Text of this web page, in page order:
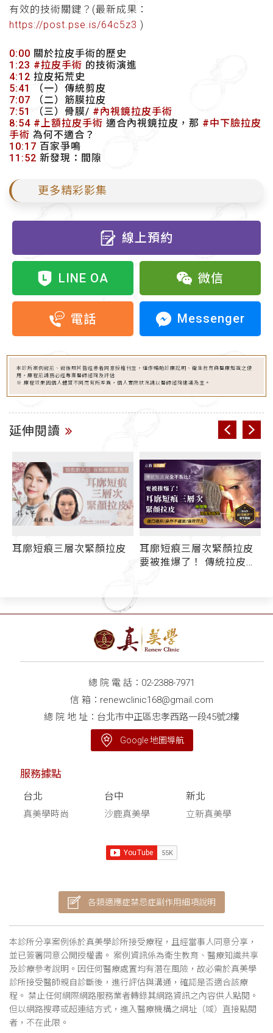
有效的技術關鍵？(最新成果：
https://post.pse.is/64c5z3 )
0:00 關於拉皮手術的歷史
1:23 #拉皮手術 的技術演進
4:12 拉皮拓荒史
5:41
（一）傳統剪皮
7:07 （二）筋膜拉皮
7:51
（三）骨膜/ #內視鏡拉皮手術
8:54 #上額拉皮手術 適合內視鏡拉皮，那 #中下臉拉皮
手術 為何不適合？
10:17 百家爭鳴
11:52 新發現：間隙
更多精彩影集
線上預約
LINE OA 微信
電話 Messenger
本診所案例術前、術後照片皆經患者同意授權刊登，僅作輔助診療說明、衛生教育與醫療知識之使
用，療程前請務必經專業醫師諮詢及評估
※ 療程效果因個人體質不同而有所差異，個人實際狀況請以醫師諮詢建議為主。
延伸閱讀
耳廓短痕三層次緊顏拉皮
耳廓短痕三層次緊顏拉皮
要被推爆了！ 傳統拉皮術
總 院 電 話： 02-2388-7971
信 箱： renewclinic168@gmail.com
總 院 地 址：台北市中正區忠孝西路一段45號2樓
Google 地圖導航
服務據點
台北
真美學時尚
台中
沙鹿真美學
新北
立新真美學
各類適應症禁忌症副作用細項說明
本診所分享案例係於真美學診所接受療程，且經當事人同意分享，
並已簽署同意公開授權書。 案例資訊係為衛生教育、醫療知識共享
及診療參考說明。因任何醫療處置均有潛在風險，故必需於真美學
診所接受醫師親自診斷後，進行評估與溝通，確認是否適合該療
程。 禁止任何網際網路服務業者轉錄其網路資訊之內容供人點閱。
但以網路搜尋或超連結方式，進入醫療機構之網址（域）直接點閱
者，不在此限。